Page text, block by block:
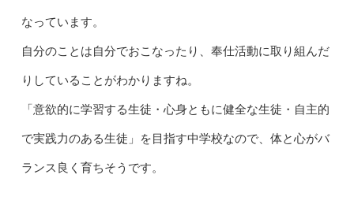
なっています。
自分のことは自分でおこなったり、奉仕活動に取り組んだ
りしていることがわかりますね。
「意欲的に学習する生徒・心身ともに健全な生徒・自主的
で実践力のある生徒」を目指す中学校なので、体と心がバ
ランス良く育ちそうです。